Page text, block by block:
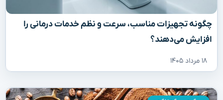
چگونه تجهیزات مناسب، سرعت و نظم خدمات درمانی را
افزایش می‌دهند؟
۱۸ مرداد ۱۴۰۵